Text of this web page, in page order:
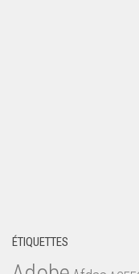
ÉTIQUETTES